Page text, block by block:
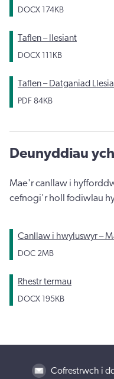
DOCX 174KB
Taflen – llesiant
DOCX 111KB
Taflen – Datganiad
PDF 84KB
Deunyddiau
Mae'r canllaw i
cefnogi'r holl fodiwlau
Canllaw i hwyluswyr –
DOC 2MB
Rhestr termau
DOCX 195KB
Cofrestrwch i